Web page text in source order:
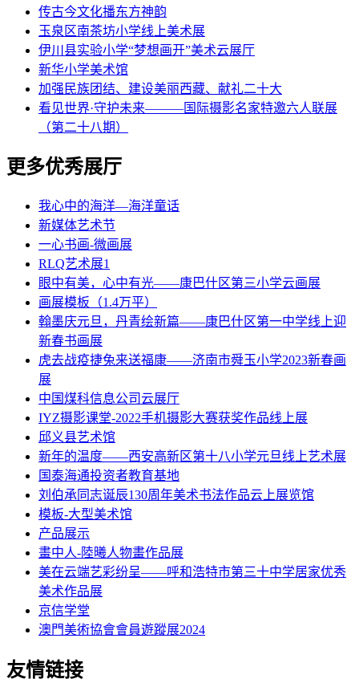
传古今文化播东方神韵
玉泉区南茶坊小学线上美术展
伊川县实验小学“梦想画开”美术云展厅
新华小学美术馆
加强民族团结、建设美丽西藏、献礼二十大
看见世界·守护未来———国际摄影名家特邀六人联展
（第二十八期）
更多优秀展厅
我心中的海洋—海洋童话
新媒体艺术节
一心书画-微画展
RLQ艺术展1
眼中有美，心中有光——康巴什区第三小学云画展
画展模板（1.4万平）
翰墨庆元旦，丹青绘新篇——康巴什区第一中学线上迎
新春书画展
虎去战疫捷兔来送福康——济南市舜玉小学2023新春画
展
中国煤科信息公司云展厅
IYZ摄影课堂-2022手机摄影大赛获奖作品线上展
邱义县艺术馆
新年的温度——西安高新区第十八小学元旦线上艺术展
国泰海通投资者教育基地
刘伯承同志诞辰130周年美术书法作品云上展览馆
模板-大型美术馆
产品展示
畫中人-陸曦人物畫作品展
美在云端艺彩纷呈——呼和浩特市第三十中学居家优秀
美术作品展
京信学堂
澳門美術協會會員遊蹤展2024
友情链接